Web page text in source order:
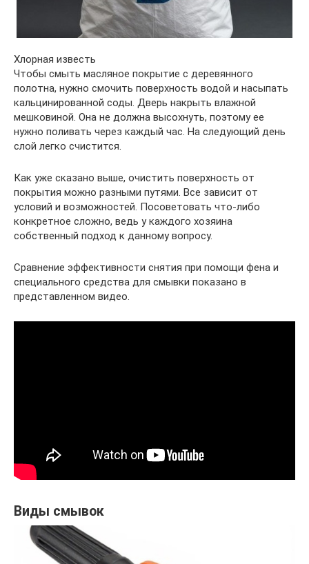
Хлорная известь
Чтобы смыть масляное покрытие с деревянного
полотна, нужно смочить поверхность водой и насыпать
кальцинированной соды. Дверь накрыть влажной
мешковиной. Она не должна высохнуть, поэтому ее
нужно поливать через каждый час. На следующий день
слой легко счистится.
Как уже сказано выше, очистить поверхность от
покрытия можно разными путями. Все зависит от
условий и возможностей. Посоветовать что-либо
конкретное сложно, ведь у каждого хозяина
собственный подход к данному вопросу.
Сравнение эффективности снятия при помощи фена и
специального средства для смывки показано в
представленном видео.
Виды смывок